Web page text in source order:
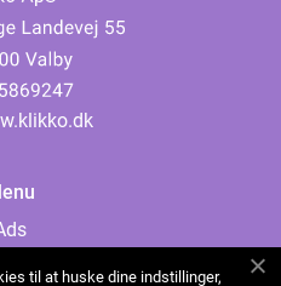
til at huske dine indstillinger,